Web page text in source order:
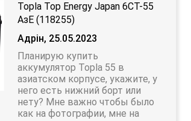
Topla Top Energy Japan 6CT-55
АзЕ (118255)
Адрін, 25.05.2023
Планирую купить
аккумулятор Topla 55 в
азиатском корпусе, укажите, у
него есть нижний борт или
нету? Мне важно чтобы было
как на фотографии, мне на